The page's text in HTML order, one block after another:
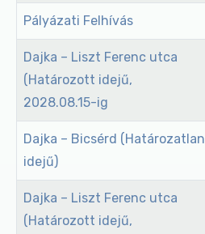
Pályázati Felhívás
Dajka – Liszt Ferenc utca
(Határozott idejű,
2028.08.15-ig
Dajka – Bicsérd (Határozatlan
idejű)
Dajka – Liszt Ferenc utca
(Határozott idejű,